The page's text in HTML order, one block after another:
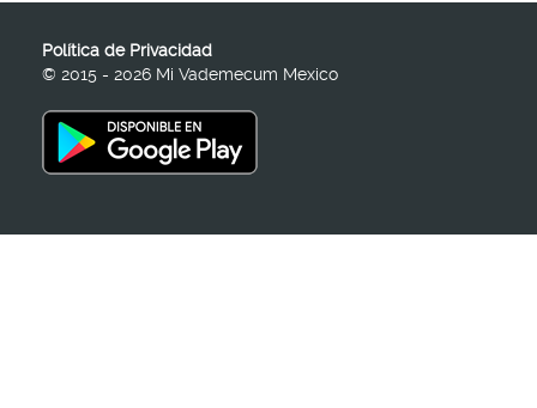
Política de Privacidad
© 2015 - 2026 Mi Vademecum Mexico